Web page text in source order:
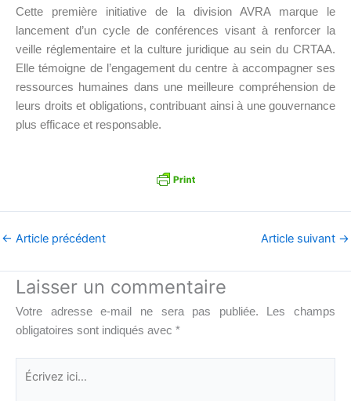
Cette première initiative de la division AVRA marque le
lancement d’un cycle de conférences visant à renforcer la
veille réglementaire et la culture juridique au sein du CRTAA.
Elle témoigne de l’engagement du centre à accompagner ses
ressources humaines dans une meilleure compréhension de
leurs droits et obligations, contribuant ainsi à une gouvernance
plus efficace et responsable.
← Article précédent Article suivant →
Laisser un commentaire
Votre adresse e-mail ne sera pas publiée.
Les champs
obligatoires sont indiqués avec *
Écrivez
ici…